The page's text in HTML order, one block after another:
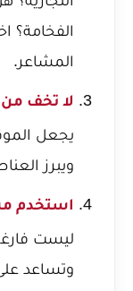
الفخامة؟
المشاعر.
لا تخف من
يجعل
ويبرز
استخدم
ليست
وتساعد على